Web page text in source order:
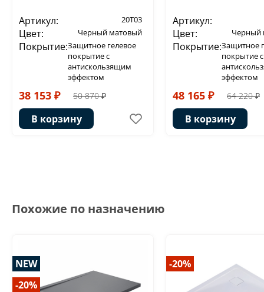
Артикул: 20T03
Цвет: Черный матовый
Покрытие:Защитное гелевое
покрытие с
антискользящим
эффектом
38 153 ₽ 50 870 ₽
В корзину
Артикул:
Цвет:
Черный
Покрытие:Защитное
покрытие с
эффектом
48 165 ₽ 64 220 ₽
В корзину
Похожие по назначению
NEW
-20%
-20%